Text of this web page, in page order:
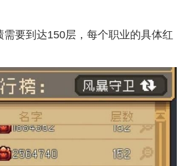
要到达150层，每个职业的具体红